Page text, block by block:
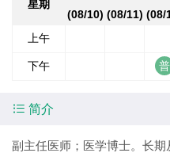
星期
(08/10) (08/11) (08/
上午
下午
 简介
副主任医师；医学博士。长